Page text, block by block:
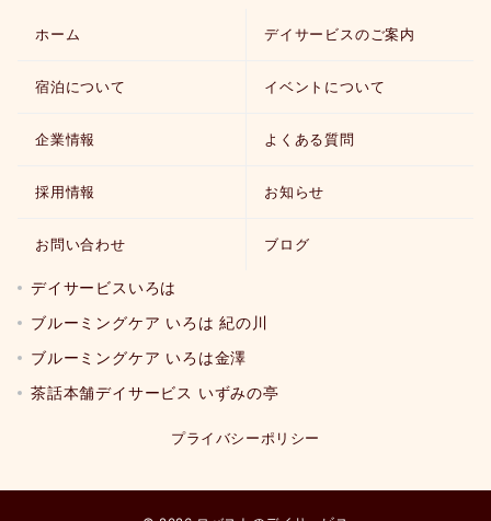
ホーム デイサービスのご案内
宿泊について イベントについて
企業情報 よくある質問
採用情報 お知らせ
お問い合わせ ブログ
デイサービスいろは
ブルーミングケア いろは 紀の川
ブルーミングケア いろは金澤
茶話本舗デイサービス いずみの亭
プライバシーポリシー